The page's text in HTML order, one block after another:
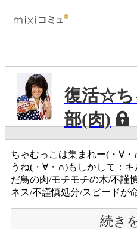
復活☆ち
部(肉)
ちゃむっこは集まれー(・∀
うね(・∀・∩)もしかして：
だ鳥の肉/モチモチの木/不謹
ネス/不謹慎処分/スピードが
続き